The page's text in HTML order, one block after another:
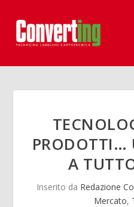
PRODOTTI…
A
Inserito da Redazione
Mercato,